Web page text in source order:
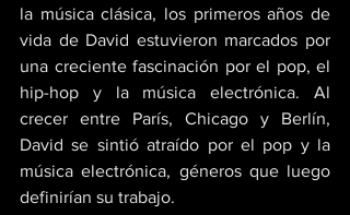
la música clásica, los primeros años de
vida de David estuvieron marcados por
una creciente fascinación por el pop, el
hip-hop y la música electrónica. Al
crecer entre París, Chicago y Berlín,
David se sintió atraído por el pop y la
música electrónica, géneros que luego
definirían su trabajo.